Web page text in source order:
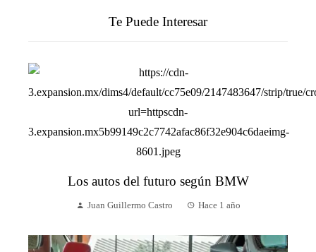
Te Puede Interesar
Los autos del futuro según BMW
Juan Guillermo Castro Hace 1 año